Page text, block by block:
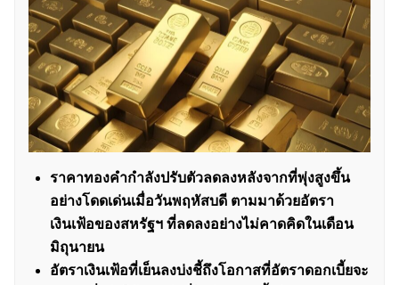
ราคาทองคำกำลังปรับตัวลดลงหลังจากที่พุ่งสูงขึ้น
อย่างโดดเด่นเมื่อวันพฤหัสบดี ตามมาด้วยอัตรา
เงินเฟ้อของสหรัฐฯ ที่ลดลงอย่างไม่คาดคิดในเดือน
มิถุนายน
อัตราเงินเฟ้อที่เย็นลงบ่งชี้ถึงโอกาสที่อัตราดอกเบี้ยจะ